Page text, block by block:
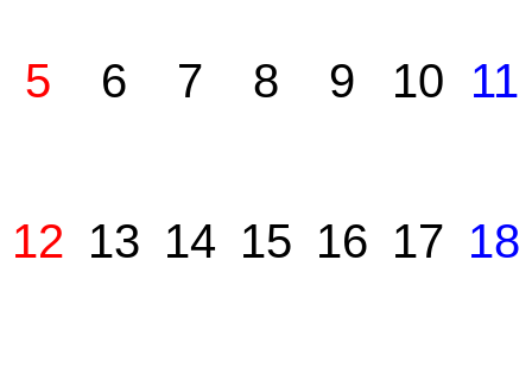
5 6 7 8 9 10 11
12 13 14 15 16 17 18